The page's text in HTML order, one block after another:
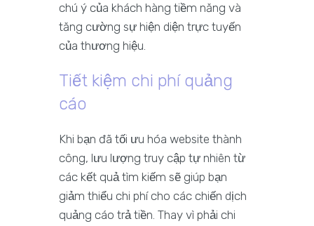
chú ý của khách hàng tiềm năng và
tăng cường sự hiện diện trực tuyến
của thương hiệu.
Tiết kiệm chi phí quảng
cáo
Khi bạn đã tối ưu hóa website thành
công, lưu lượng truy cập tự nhiên từ
các kết quả tìm kiếm sẽ giúp bạn
giảm thiểu chi phí cho các chiến dịch
quảng cáo trả tiền. Thay vì phải chi